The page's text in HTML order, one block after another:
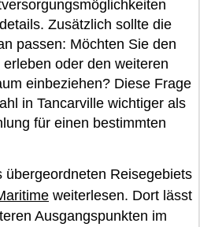
Zusätzlich sollte die
passen: Möchten Sie den
oder den weiteren
einbeziehen? Diese Frage
in Tancarville wichtiger als
für einen bestimmten
übergeordneten Reisegebiets
weiterlesen. Dort lässt
Ausgangspunkten im